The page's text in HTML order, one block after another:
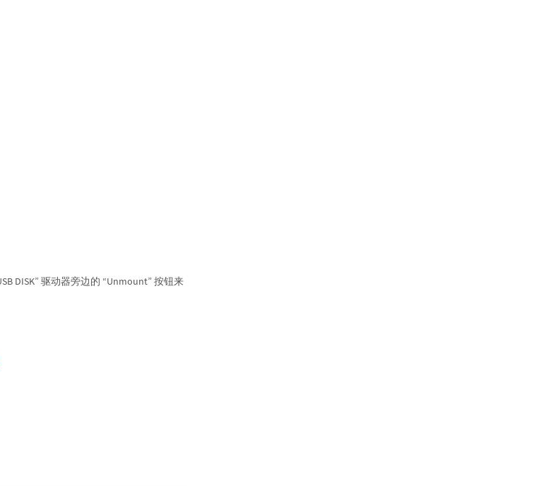
DISK” 驱动器旁边的 “Unmount” 按钮来